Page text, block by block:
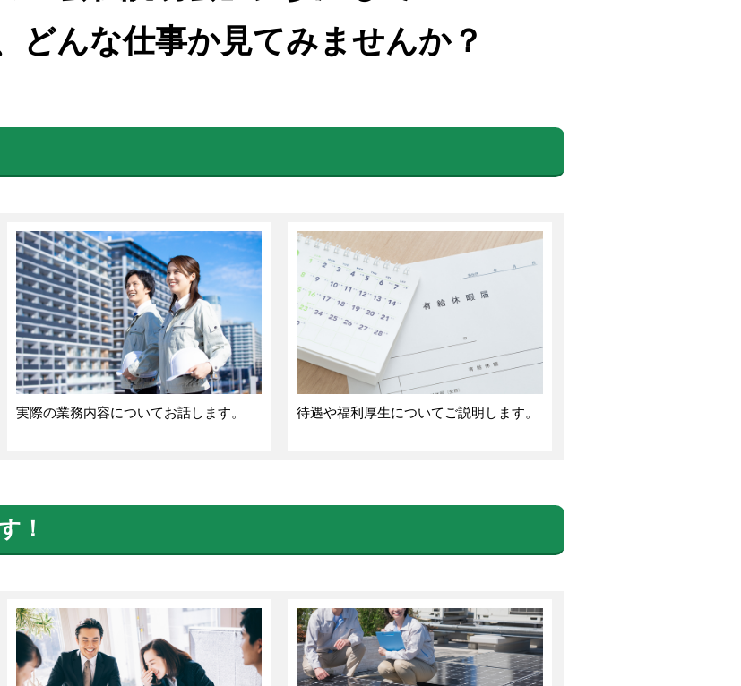
どんな仕事か見てみませんか？
実際の業務内容についてお話します。 待遇や福利厚生についてご説明します。
！